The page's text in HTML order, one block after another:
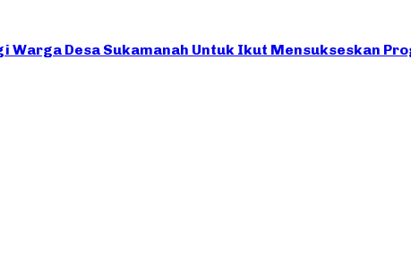
Desa Sukamanah Untuk Ikut Mensukseskan